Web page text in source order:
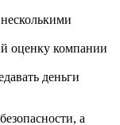
оценку компании
деньги
а